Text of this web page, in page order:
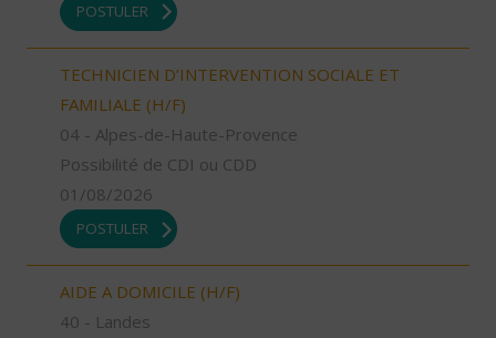
POSTULER
TECHNICIEN D’INTERVENTION SOCIALE ET
FAMILIALE (H/F)
04 - Alpes-de-Haute-Provence
Possibilité de CDI ou CDD
01/08/2026
POSTULER
AIDE A DOMICILE (H/F)
40 - Landes